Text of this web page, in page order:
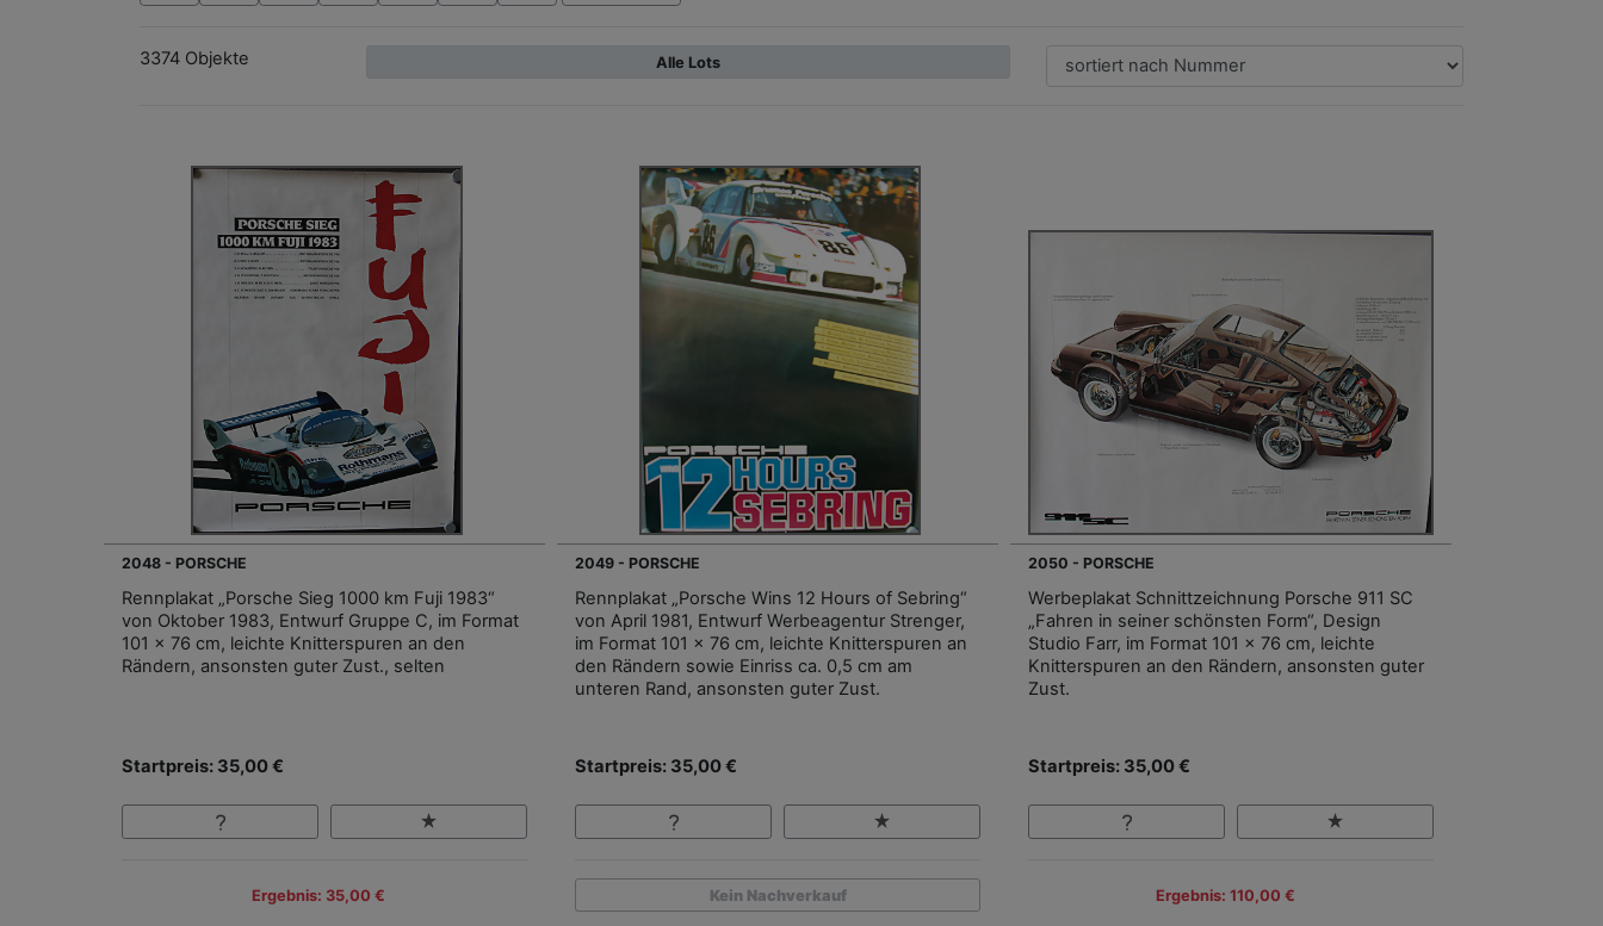
3374 Objekte Alle Lots
2048 - PORSCHE
Rennplakat „Porsche Sieg 1000 km Fuji 1983“
von Oktober 1983, Entwurf Gruppe C, im Format
101 x 76 cm, leichte Knitterspuren an den
Rändern, ansonsten guter Zust., selten
Startpreis: 35,00 €
Ergebnis: 35,00 €
2049 - PORSCHE
Rennplakat „Porsche Wins 12 Hours of Sebring“
von April 1981, Entwurf Werbeagentur Strenger,
im Format 101 x 76 cm, leichte Knitterspuren an
den Rändern sowie Einriss ca. 0,5 cm am
unteren Rand, ansonsten guter Zust.
Startpreis: 35,00 €
Kein Nachverkauf
2050 - PORSCHE
Werbeplakat Schnittzeichnung Porsche 911 SC
„Fahren in seiner schönsten Form“, Design
Studio Farr, im Format 101 x 76 cm, leichte
Knitterspuren an den Rändern, ansonsten guter
Zust.
Startpreis: 35,00 €
Ergebnis: 110,00 €